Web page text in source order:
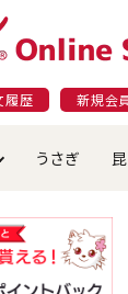
履歴 新規会
うさぎ
集
ド